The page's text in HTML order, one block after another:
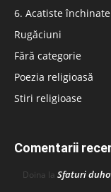
6. Acatiste
Rugăciuni
Fără categorie
Poezia religioasă
Stiri religioase
Comentarii
Doina la Sfaturi